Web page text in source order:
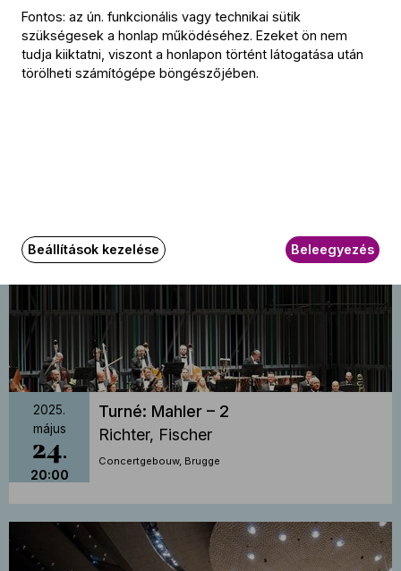
2025.
május
24
20:00
Turné: Mahler – 2
Richter, Fischer
Concertgebouw, Brugge
Fontos: az ún. funkcionális vagy technikai sütik
szükségesek a honlap működéséhez. Ezeket ön nem
tudja kiiktatni, viszont a honlapon történt látogatása után
törölheti számítógépe böngészőjében.
Beállítások kezelése Beleegyezés